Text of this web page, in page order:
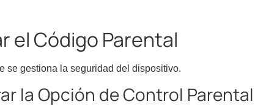
el Código Parental
se gestiona la seguridad del dispositivo.
la Opción de Control Parental